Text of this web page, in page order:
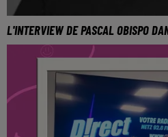
L'INTERVIEW DE PASCAL OBISPO
L'artiste se produira le 10
d'Amnéville.